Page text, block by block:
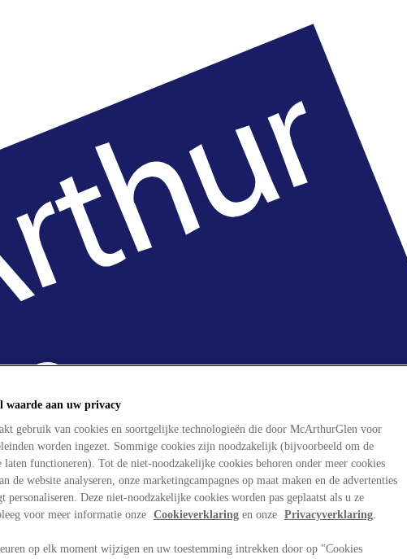
waarde aan uw privacy
gebruik van cookies en soortgelijke technologieën die door McArthurGlen voor
worden ingezet. Sommige cookies zijn noodzakelijk (bijvoorbeeld om de
laten functioneren). Tot de niet-noodzakelijke cookies behoren onder meer cookies
de website analyseren, onze marketingcampagnes op maat maken en de advertenties
personaliseren. Deze niet-noodzakelijke cookies worden pas geplaatst als u ze
voor meer informatie onze Cookieverklaring en onze Privacyverklaring.
op elk moment wijzigen en uw toestemming intrekken door op "Cookies